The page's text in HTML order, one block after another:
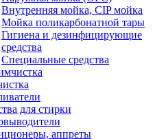
Внутренняя мойка, CIP мойка
Мойка поликарбонатной тары
Гигиена и дезинфицирующие
средства
Специальные средства
для стирки
аппреты